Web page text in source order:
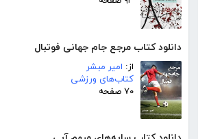
دانلود کتاب مرجع جام جهانی فوتبال
از: امیر مبشر
کتاب‌های ورزشی
۷۰ صفحه